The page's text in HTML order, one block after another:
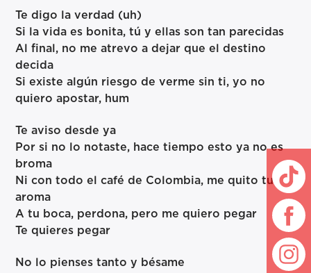
Te digo la verdad (uh)
Si la vida es bonita, tú y ellas son tan parecidas
Al final, no me atrevo a dejar que el destino
decida
Si existe algún riesgo de verme sin ti, yo no
quiero apostar, hum
Te aviso desde ya
Por si no lo notaste, hace tiempo esto ya no es
broma
Ni con todo el café de Colombia, me quito tu
aroma
A tu boca, perdona, pero me quiero pegar
Te quieres pegar
No lo pienses tanto y bésame